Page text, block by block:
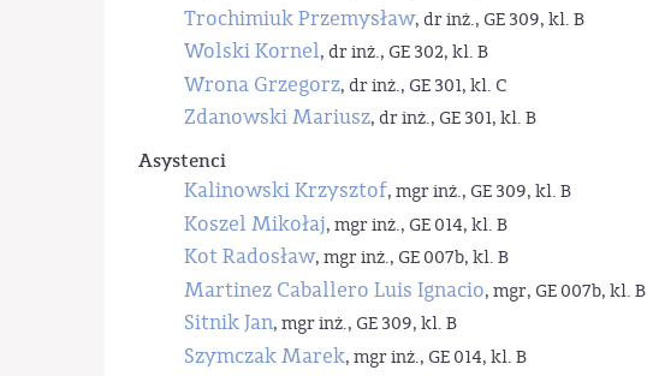
Trochimiuk Przemysław, dr inż., GE 309, kl. B
Wolski Kornel, dr inż., GE 302, kl. B
Wrona Grzegorz, dr inż., GE 301, kl. C
Zdanowski Mariusz, dr inż., GE 301, kl. B
Asystenci
Kalinowski Krzysztof, mgr inż., GE 309, kl. B
Koszel Mikołaj, mgr inż., GE 014, kl. B
Kot Radosław, mgr inż., GE 007b, kl. B
Martinez Caballero Luis Ignacio, mgr, GE 007b, kl. B
Sitnik Jan, mgr inż., GE 309, kl. B
Szymczak Marek, mgr inż., GE 014, kl. B